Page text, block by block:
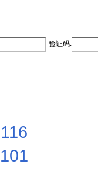
验证码: